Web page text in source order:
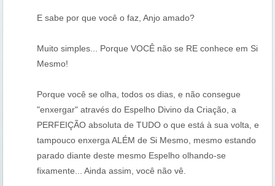
E sabe por que você o faz, Anjo amado?
Muito simples... Porque VOCÊ não se RE conhece em Si
Mesmo!
Porque você se olha, todos os dias, e não consegue
"enxergar" através do Espelho Divino da Criação, a
PERFEIÇÃO absoluta de TUDO o que está à sua volta, e
tampouco enxerga ALÉM de Si Mesmo, mesmo estando
parado diante deste mesmo Espelho olhando-se
fixamente... Ainda assim, você não vê.